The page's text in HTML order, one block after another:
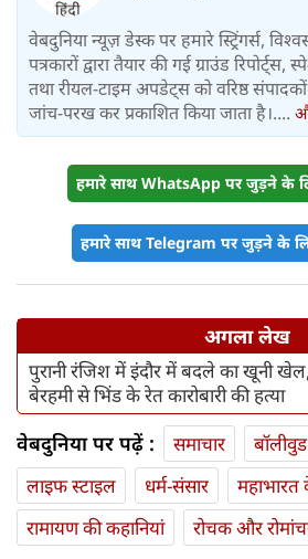
वेबदुनिया न्यूज़ डेस्क पर हमारे स्ट्रिंगर्स,
पत्रकारों द्वारा तैयार की गई ग्राउंड रिपोर्ट्स,
तथा रीयल-टाइम अपडेट्स को वरिष्ठ संपादकों
जांच-परख कर प्रकाशित किया जाता है।....
हमारे साथ WhatsApp पर जुड़ने के
हमारे साथ Telegram पर जुड़ने के
अगला लेख
पुरानी रंजिश में इंदौर में बदले का खूनी
बेरहमी से भिंड के रेत कारोबारी की हत्या
वेबदुनिया पर पढ़ें : समाचार बॉलीवुड
लाइफ स्‍टाइल
धर्म-संसार
रामायण की कहानियां
रोचक और